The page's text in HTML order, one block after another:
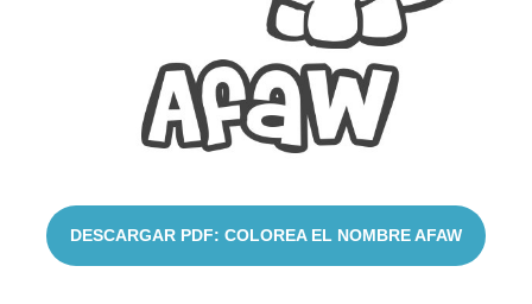
DESCARGAR PDF: COLOREA EL NOMBRE AFAW